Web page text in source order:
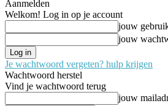
Aanmelden
Welkom! Log in op je account
jouw
jouw
Je wachtwoord vergeten? hulp krijgen
Wachtwoord herstel
Vind je wachtwoord terug
jouw